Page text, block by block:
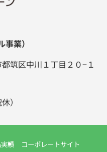
業）
筑区中川１丁目２０−１
）
績 コーポレートサイト